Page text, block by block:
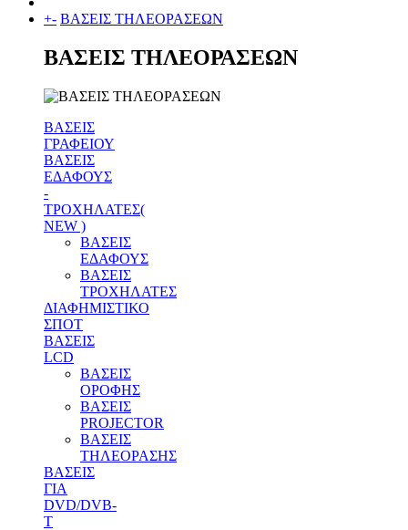
+- ΒΑΣΕΙΣ ΤΗΛΕΟΡΑΣΕΩΝ
ΒΑΣΕΙΣ ΤΗΛΕΟΡΑΣΕΩΝ
ΒΑΣΕΙΣ
ΓΡΑΦΕΙΟΥ
ΒΑΣΕΙΣ
ΕΔΑΦΟΥΣ
-
ΤΡΟΧΗΛΑΤΕΣ(
NEW )
ΒΑΣΕΙΣ
ΕΔΑΦΟΥΣ
ΒΑΣΕΙΣ
ΤΡΟΧΗΛΑΤΕΣ
ΔΙΑΦΗΜΙΣΤΙΚΟ
ΣΠΟΤ
ΒΑΣΕΙΣ
LCD
ΒΑΣΕΙΣ
ΟΡΟΦΗΣ
ΒΑΣΕΙΣ
PROJECTOR
ΒΑΣΕΙΣ
ΤΗΛΕΟΡΑΣΗΣ
ΒΑΣΕΙΣ
ΓΙΑ
DVD/DVB-
T